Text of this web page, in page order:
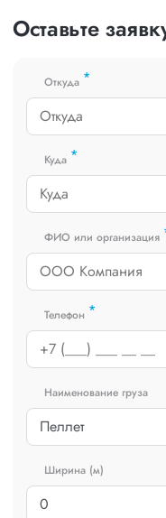
экспедирование. За
который сообщит о
сайте или звоните по
РФ).
Оставьте
Откуда *
Куда *
ФИО или организация
Телефон *
Наименование груза
Ширина (м)